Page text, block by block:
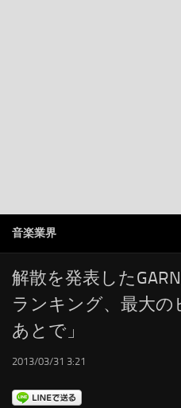
音楽業界
AKB48
RSS
LINKS
音楽業界
解散を発表した
ランキング、最大の
あとで」
2013/03/31 3:21